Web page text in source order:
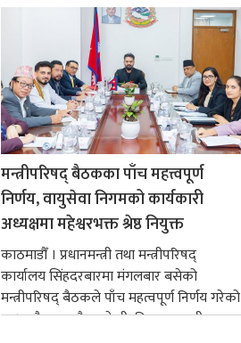
मन्त्रीपरिषद् बैठकका पाँच महत्त्वपूर्ण
निर्णय, वायुसेवा निगमको कार्यकारी
अध्यक्षमा महेश्वरभक्त श्रेष्ठ नियुक्त
काठमाडौँ । प्रधानमन्त्री तथा मन्त्रीपरिषद्
कार्यालय सिंहदरबारमा मंगलबार बसेको
मन्त्रीपरिषद् बैठकले पाँच महत्वपूर्ण निर्णय गरेको
छ । यसैक्रममा बैडकले बीउबिजनसम्बन्धी...